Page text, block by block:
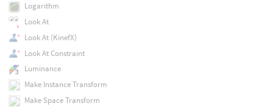
Logarithm
Look At
Look At (KinefX)
Look At Constraint
Luminance
Make Instance Transform
Make Space Transform